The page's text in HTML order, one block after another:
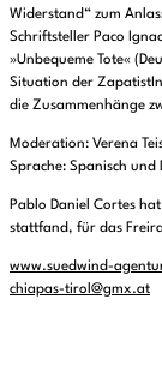
Widerstand“ zum
Schriftsteller Paco
»Unbequeme Tote«
Situation der
die Zusammenhänge
Moderation: Verena
Sprache: Spanisch und
Pablo Daniel Cortes
stattfand, für das
www.suedwind-
chiapas-tirol@gmx.at